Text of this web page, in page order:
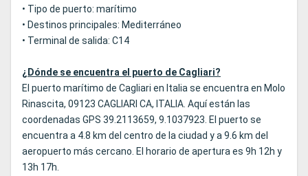
• Tipo de puerto: marítimo
• Destinos principales: Mediterráneo
• Terminal de salida: C14
¿Dónde se encuentra el puerto de Cagliari?
El puerto marítimo de Cagliari en Italia se encuentra en Molo
Rinascita, 09123 CAGLIARI CA, ITALIA. Aquí están las
coordenadas GPS 39.2113659, 9.1037923. El puerto se
encuentra a 4.8 km del centro de la ciudad y a 9.6 km del
aeropuerto más cercano. El horario de apertura es 9h 12h y
13h 17h.